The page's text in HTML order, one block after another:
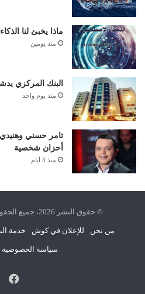
ماذا يخبئ لنا
منذ يومين
البنك المركزي
منذ يوم واحد
تامر حسني
أحزان شخصية
منذ 3 أيام
© حقوق النشر 2026، جميع الحقوق محفوظة | كوش نيوز
من نحن للإعلان في كوش خدمة
سياسة الخصوصية